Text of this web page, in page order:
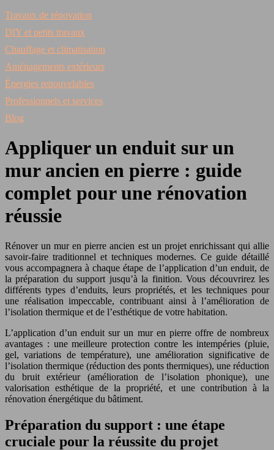
Travaux de rénovation
DIY et petits travaux
Chauffage et climatisation
Aménagements extérieurs
Énergies renouvelables
Professionnels et services
Blog
Appliquer un enduit sur un
mur ancien en pierre : guide
complet pour une rénovation
réussie
Rénover un mur en pierre ancien est un projet enrichissant qui allie
savoir-faire traditionnel et techniques modernes. Ce guide détaillé
vous accompagnera à chaque étape de l’application d’un enduit, de
la préparation du support jusqu’à la finition. Vous découvrirez les
différents types d’enduits, leurs propriétés, et les techniques pour
une réalisation impeccable, contribuant ainsi à l’amélioration de
l’isolation thermique et de l’esthétique de votre habitation.
L’application d’un enduit sur un mur en pierre offre de nombreux
avantages : une meilleure protection contre les intempéries (pluie,
gel, variations de température), une amélioration significative de
l’isolation thermique (réduction des ponts thermiques), une réduction
du bruit extérieur (amélioration de l’isolation phonique), une
valorisation esthétique de la propriété, et une contribution à la
rénovation énergétique du bâtiment.
Préparation du support : une étape
cruciale pour la réussite du projet